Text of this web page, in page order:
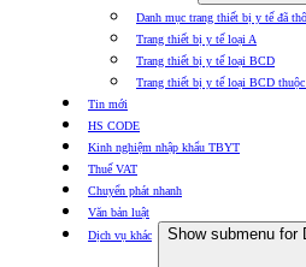
Danh mục trang thiết bị y tế đã
Trang thiết bị y tế loại A
Trang thiết bị y tế loại BCD
Trang thiết bị y tế loại BCD
Tin mới
HS CODE
Kinh nghiệm nhập khẩu TBYT
Thuế VAT
Chuyển phát nhanh
Văn bản luật
Dịch vụ khác
Show submenu for